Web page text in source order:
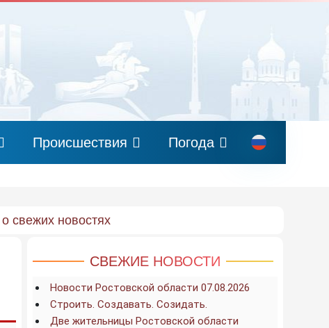
Происшествия Погода
свежих новостях
СВЕЖИЕ НОВОСТИ
Новости Ростовской области 07.08.2026
Строить. Создавать. Созидать.
Две жительницы Ростовской области